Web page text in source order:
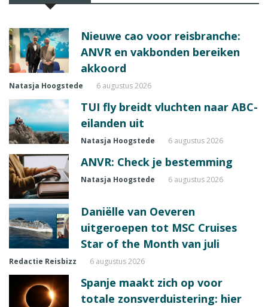
Nieuwe cao voor reisbranche:
ANVR en vakbonden bereiken
akkoord
Natasja Hoogstede 6 augustus 2026
TUI fly breidt vluchten naar ABC-
eilanden uit
Natasja Hoogstede 6 augustus 2026
ANVR: Check je bestemming
Natasja Hoogstede 6 augustus 2026
Daniëlle van Oeveren
uitgeroepen tot MSC Cruises
Star of the Month van juli
Redactie Reisbizz 6 augustus 2026
Spanje maakt zich op voor
totale zonsverduistering: hier